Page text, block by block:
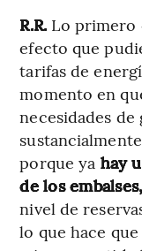
R.R. Lo primero
efecto que
tarifas de
momento en
necesidades de
porque ya hay
de los
nivel de
lo que hace